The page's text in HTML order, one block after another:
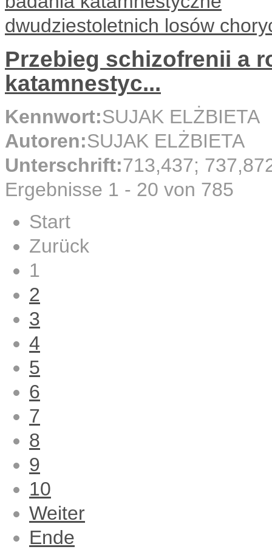
Przebieg schizofrenii a
katamnestyc...
Kennwort:SUJAK ELŻBIETA
Autoren:SUJAK ELŻBIETA
Unterschrift:713,437;
Ergebnisse 1 - 20 von 785
Start
Zurück
1
2
3
4
5
6
7
8
9
10
Weiter
Ende